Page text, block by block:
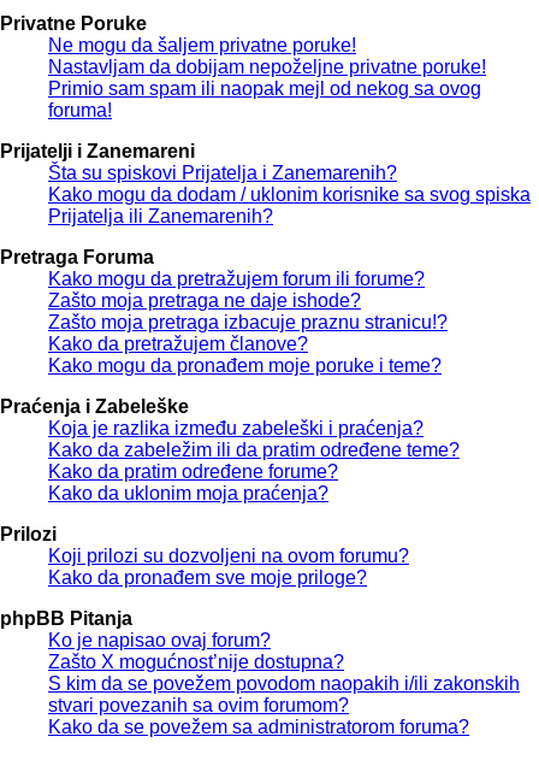
Privatne Poruke
Ne mogu da šaljem privatne poruke!
Nastavljam da dobijam nepoželjne privatne poruke!
Primio sam spam ili naopak mejl od nekog sa ovog
foruma!
Prijatelji i Zanemareni
Šta su spiskovi Prijatelja i Zanemarenih?
Kako mogu da dodam / uklonim korisnike sa svog spiska
Prijatelja ili Zanemarenih?
Pretraga Foruma
Kako mogu da pretražujem forum ili forume?
Zašto moja pretraga ne daje ishode?
Zašto moja pretraga izbacuje praznu stranicu!?
Kako da pretražujem članove?
Kako mogu da pronađem moje poruke i teme?
Praćenja i Zabeleške
Koja je razlika između zabeleški i praćenja?
Kako da zabeležim ili da pratim određene teme?
Kako da pratim određene forume?
Kako da uklonim moja praćenja?
Prilozi
Koji prilozi su dozvoljeni na ovom forumu?
Kako da pronađem sve moje priloge?
phpBB Pitanja
Ko je napisao ovaj forum?
Zašto X mogućnost’nije dostupna?
S kim da se povežem povodom naopakih i/ili zakonskih
stvari povezanih sa ovim forumom?
Kako da se povežem sa administratorom foruma?